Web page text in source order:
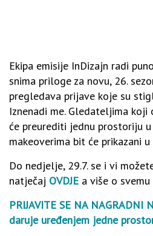
Ekipa emisije InDizajn radi
snima priloge za novu, 26.
pregledava prijave koje su
Iznenadi me. Gledateljima
će preurediti jednu prostoriju
makeoverima bit će prikazani
Do nedjelje, 29.7. se i vi
natječaj OVDJE a više o
PRIJAVITE SE NA NAGRADNI
daruje uređenjem jedne